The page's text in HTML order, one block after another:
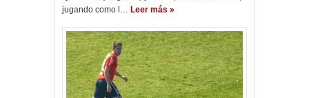
jugando como l… Leer más »